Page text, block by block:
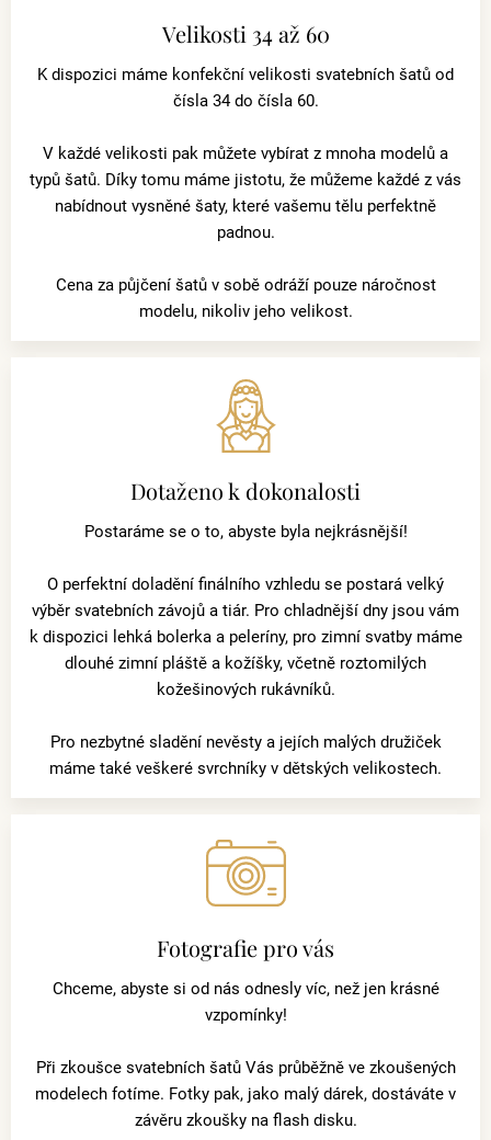
Velikosti 34 až 60
K dispozici máme konfekční velikosti svatebních šatů od
čísla 34 do čísla 60.
V každé velikosti pak můžete vybírat z mnoha modelů a
typů šatů. Díky tomu máme jistotu, že můžeme každé z vás
nabídnout vysněné šaty, které vašemu tělu perfektně
padnou.
Cena za půjčení šatů v sobě odráží pouze náročnost
modelu, nikoliv jeho velikost.
Dotaženo k dokonalosti
Postaráme se o to, abyste byla nejkrásnější!
O perfektní doladění finálního vzhledu se postará velký
výběr svatebních závojů a tiár. Pro chladnější dny jsou vám
k dispozici lehká bolerka a peleríny, pro zimní svatby máme
dlouhé zimní pláště a kožíšky, včetně roztomilých
kožešinových rukávníků.
Pro nezbytné sladění nevěsty a jejích malých družiček
máme také veškeré svrchníky v dětských velikostech.
Fotografie pro vás
Chceme, abyste si od nás odnesly víc, než jen krásné
vzpomínky!
Při zkoušce svatebních šatů Vás průběžně ve zkoušených
modelech fotíme. Fotky pak, jako malý dárek, dostáváte v
závěru zkoušky na flash disku.